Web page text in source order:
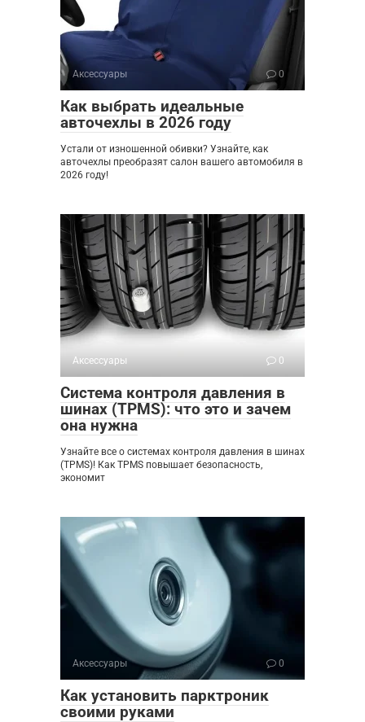
Аксессуары 0
Как выбрать идеальные
авточехлы в 2026 году
Устали от изношенной обивки? Узнайте, как
авточехлы преобразят салон вашего автомобиля в
2026 году!
Аксессуары 0
Система контроля давления в
шинах (TPMS): что это и зачем
она нужна
Узнайте все о системах контроля давления в шинах
(TPMS)! Как TPMS повышает безопасность,
экономит
Аксессуары 0
Как установить парктроник
своими руками